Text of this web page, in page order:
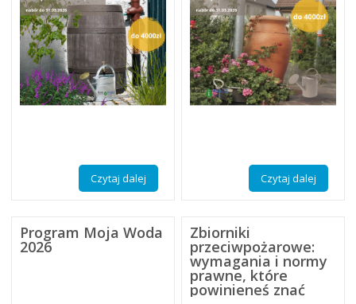
Czytaj dalej Czytaj dalej
Program Moja Woda
2026
Zbiorniki
przeciwpożarowe:
wymagania i normy
prawne, które
powinieneś znać